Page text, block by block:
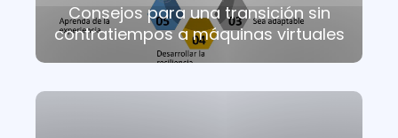
Consejos para una transición sin
contratiempos a máquinas virtuales